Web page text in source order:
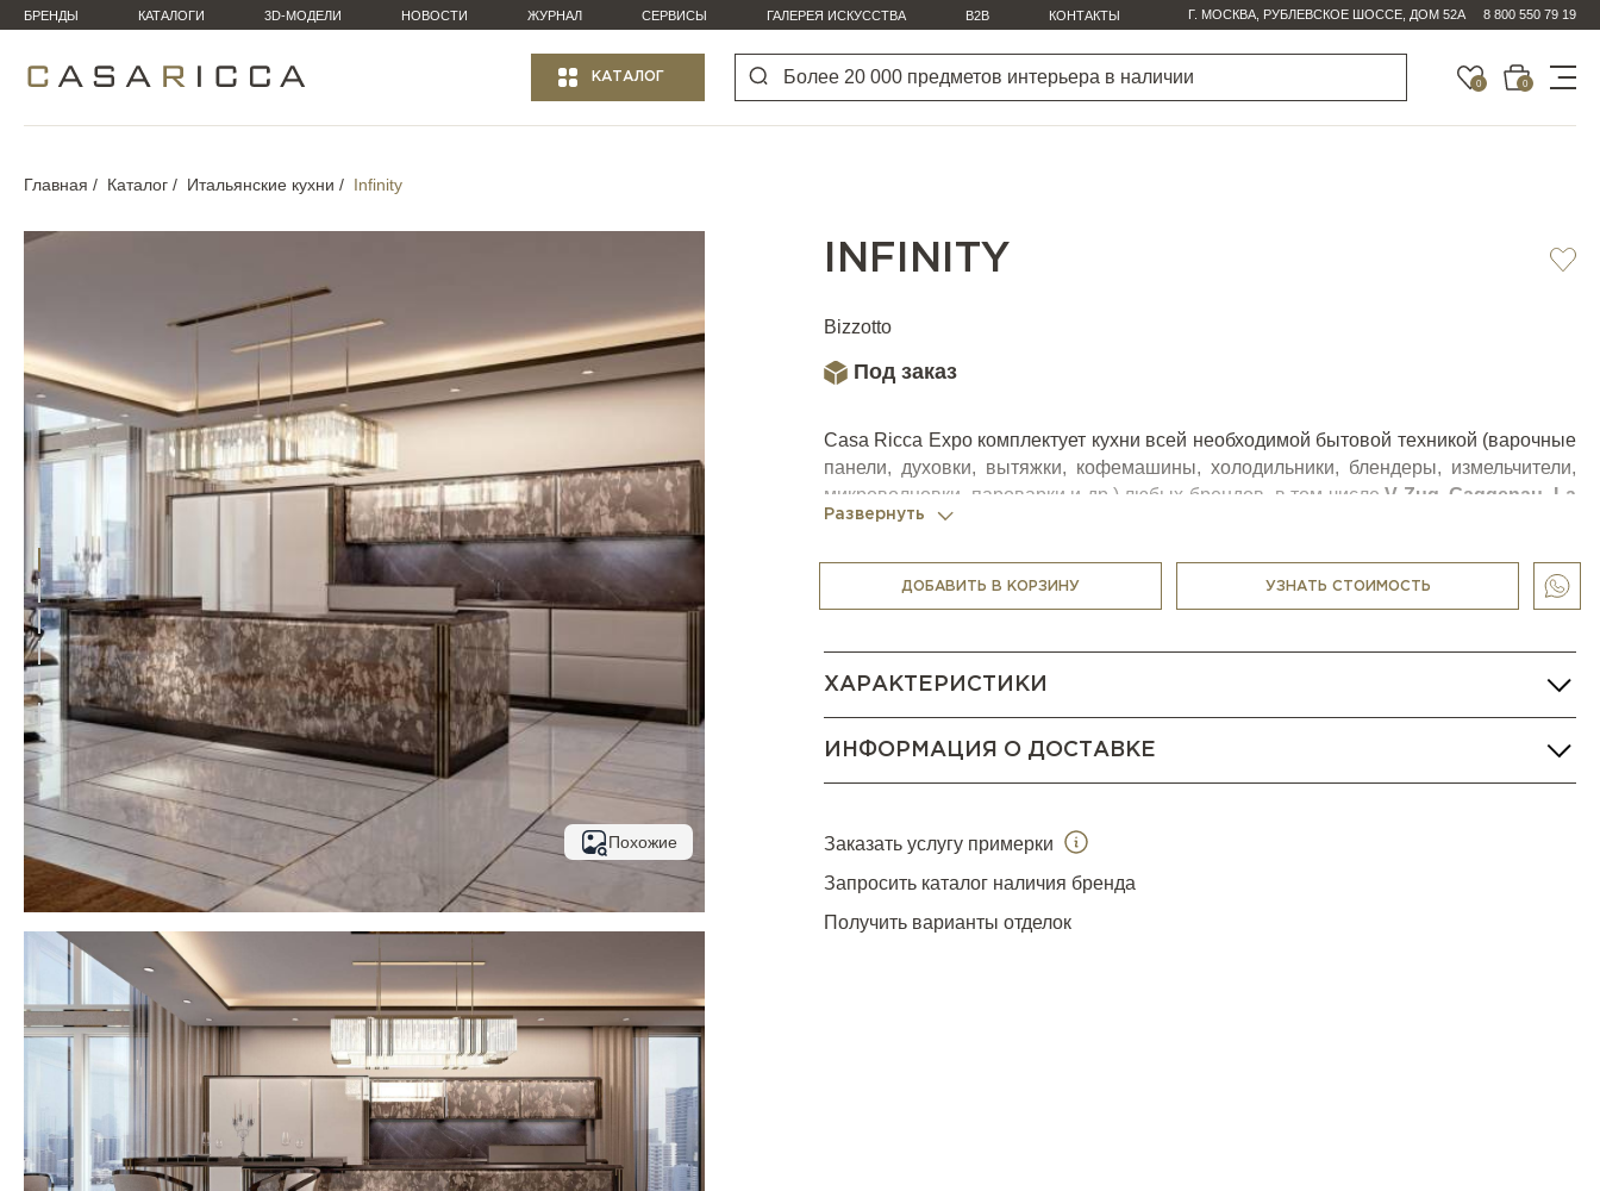
БРЕНДЫ КАТАЛОГИ 3D-МОДЕЛИ НОВОСТИ ЖУРНАЛ СЕРВИСЫ ГАЛЕРЕЯ ИСКУССТВА B2B КОНТАКТЫ Г. МОСКВА, РУБЛЕВСКОЕ ШОССЕ, ДОМ 52А 8 800 550 79 19
КАТАЛОГ 0 0
Главная Каталог Итальянские кухни Infinity
Похожие
INFINITY
Bizzotto
Под заказ
Casa Ricca Expo комплектует кухни всей необходимой бытовой техникой (варочные
панели, духовки, вытяжки, кофемашины, холодильники, блендеры, измельчители,
микроволновки, пароварки и др.) любых брендов, в том числеV Zug ,Gaggenau
La
Cornue,Smeg
КОНСУЛЬТАЦИЯ МЕНЕДЖЕРА
Развернуть
ДОБАВИТЬ В КОРЗИНУ УЗНАТЬ СТОИМОСТЬ
ХАРАКТЕРИСТИКИ
ИНФОРМАЦИЯ О ДОСТАВКЕ
Заказать услугу примерки
Запросить каталог наличия бренда
Получить варианты отделок